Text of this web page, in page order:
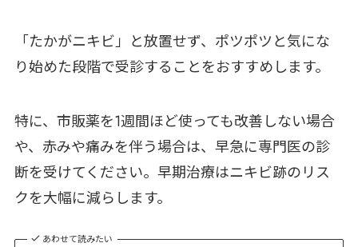
「たかがニキビ」と放置せず、ポツポツと気にな
り始めた段階で受診することをおすすめします。
特に、市販薬を1週間ほど使っても改善しない場合
や、赤みや痛みを伴う場合は、早急に専門医の診
断を受けてください。早期治療はニキビ跡のリス
クを大幅に減らします。
あわせて読みたい